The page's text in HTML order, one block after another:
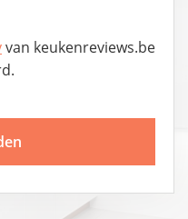
van keukenreviews.be